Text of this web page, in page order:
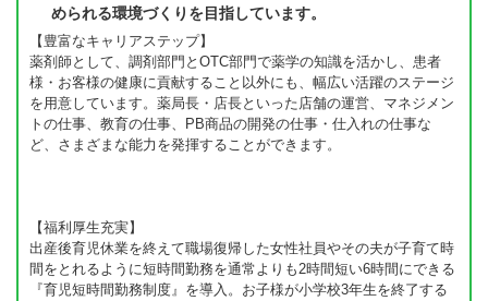
められる環境づくりを目指しています。
【豊富なキャリアステップ】
薬剤師として、調剤部門とOTC部門で薬学の知識を活かし、患者
様・お客様の健康に貢献すること以外にも、幅広い活躍のステージ
を用意しています。薬局長・店長といった店舗の運営、マネジメン
トの仕事、教育の仕事、PB商品の開発の仕事・仕入れの仕事な
ど、さまざまな能力を発揮することができます。
【福利厚生充実】
出産後育児休業を終えて職場復帰した女性社員やその夫が子育て時
間をとれるように短時間勤務を通常よりも2時間短い6時間にできる
『育児短時間勤務制度』を導入。お子様が小学校3年生を終了する